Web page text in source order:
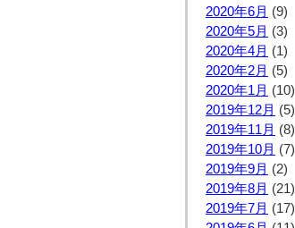
2020年6月 (9)
2020年5月 (3)
2020年4月 (1)
2020年2月 (5)
2020年1月 (10)
2019年12月 (5)
2019年11月 (8)
2019年10月 (7)
2019年9月 (2)
2019年8月 (21)
2019年7月 (17)